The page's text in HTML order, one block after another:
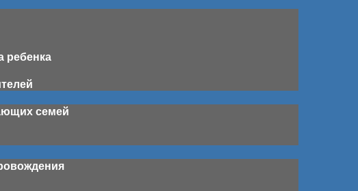
ребенка
семей